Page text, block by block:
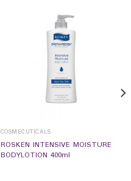
COSMECUTICALS
ROSKEN INTENSIVE MOISTURE
BODYLOTION 400ml